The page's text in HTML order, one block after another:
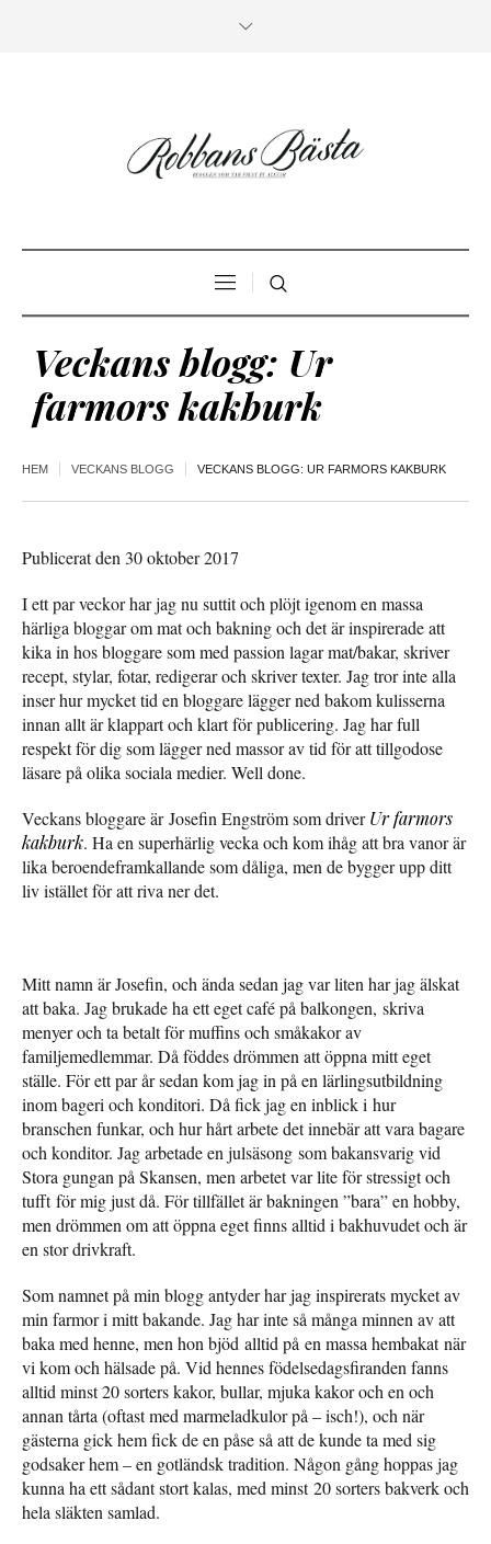
Veckans blogg: Ur
farmors kakburk
HEM VECKANS BLOGG VECKANS BLOGG: UR FARMORS KAKBURK
Publicerat den 30 oktober 2017
I ett par veckor har jag nu suttit och plöjt igenom en massa
härliga bloggar om mat och bakning och det är inspirerade att
kika in hos bloggare som med passion lagar mat/bakar, skriver
recept, stylar, fotar, redigerar och skriver texter. Jag tror inte alla
inser hur mycket tid en bloggare lägger ned bakom kulisserna
innan allt är klappart och klart för publicering. Jag har full
respekt för dig som lägger ned massor av tid för att tillgodose
läsare på olika sociala medier. Well done.
Veckans bloggare är Josefin Engström som driverUr farmors
kakburk. Ha en superhärlig vecka och kom ihåg att bra vanor är
lika beroendeframkallande som dåliga, men de bygger upp ditt
liv istället för att riva ner det.
Mitt namn är Josefin, och ända sedan jag var liten har jag älskat
att baka. Jag brukade ha ett eget café på balkongen, skriva
menyer och ta betalt för muffins och småkakor av
familjemedlemmar. Då föddes drömmen att öppna mitt eget
ställe. För ett par år sedan kom jag in på en lärlingsutbildning
inom bageri och konditori. Då fick jag en inblick i hur
branschen funkar, och hur hårt arbete det innebär att vara bagare
och konditor. Jag arbetade en julsäsong som bakansvarig vid
Stora gungan på Skansen, men arbetet var lite för stressigt och
tufft för mig just då. För tillfället är bakningen ”bara” en hobby,
men drömmen om att öppna eget finns alltid i bakhuvudet och är
en stor drivkraft.
Som namnet på min blogg antyder har jag inspirerats mycket av
min farmor i mitt bakande. Jag har inte så många minnen av att
baka med henne, men hon bjöd alltid på en massa hembakat när
vi kom och hälsade på. Vid hennes födelsedagsfiranden fanns
alltid minst 20 sorters kakor, bullar, mjuka kakor och en och
annan tårta (oftast med marmeladkulor på – isch!), och när
gästerna gick hem fick de en påse så att de kunde ta med sig
godsaker hem – en gotländsk tradition. Någon gång hoppas jag
kunna ha ett sådant stort kalas, med minst 20 sorters bakverk och
hela släkten samlad.